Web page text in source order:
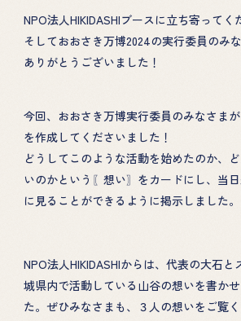
GOODS
NPO法人HIKIDASHIブースに立ち寄ってく
そしておおさき万博2024の実行委員のみな
ありがとうございました！
今回、おおさき万博実行委員のみなさまが
を作成してくださいました！
どうしてこのような活動を始めたのか、
いのかという〖想い〗をカードにし、当
に見ることができるように掲示しました。
NPO法人HIKIDASHIからは、代表の大石と
城県内で活動している山谷の想いを書か
た。ぜひみなさまも、３人の想いをご覧く